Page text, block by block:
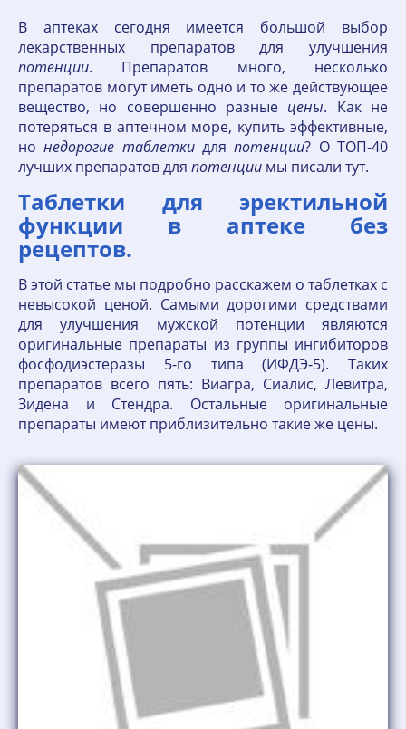
В аптеках сегодня имеется большой выбор
лекарственных препаратов для улучшения
потенции. Препаратов много, несколько
препаратов могут иметь одно и то же действующее
вещество, но совершенно разные цены. Как не
потеряться в аптечном море, купить эффективные,
нонедорогие таблеткидляпотенции? О ТОП-40
лучших препаратов для потенции мы писали тут.
Таблетки для эректильной
функции в аптеке без
рецептов.
В этой статье мы подробно расскажем о таблетках с
невысокой ценой. Самыми дорогими средствами
для улучшения мужской потенции являются
оригинальные препараты из группы ингибиторов
фосфодиэстеразы 5-го типа (ИФДЭ-5). Таких
препаратов всего пять: Виагра, Сиалис, Левитра,
Зидена и Стендра. Остальные оригинальные
препараты имеют приблизительно такие же цены.